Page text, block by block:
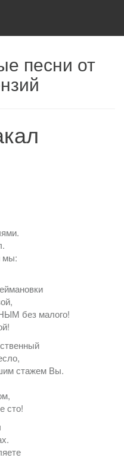
песни от
мы:
без малого!
стажем Вы.
сто!